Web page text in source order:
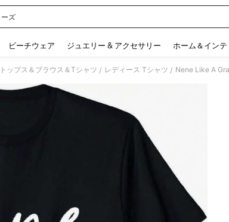
ーズ
ビーチウェア ジュエリー & アクセサリー ホーム＆インテ
ップス＆ブラウス＆Tシャツ / レディース Tシャツ / Nene Like A